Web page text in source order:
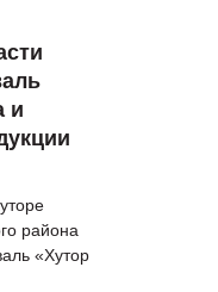
НЕДЕЛИ
ЖИЗНИ
и
района
«Хутор